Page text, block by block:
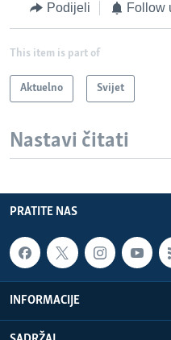
Podijeli Follow
This item is part of
Aktuelno Svijet
Nastavi čitati
PRATITE NAS
INFORMACIJE